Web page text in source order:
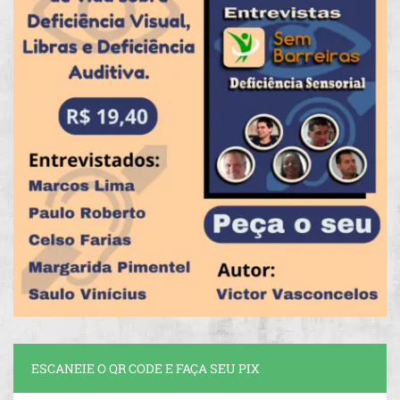
ESCANEIE O QR CODE E FAÇA SEU PIX